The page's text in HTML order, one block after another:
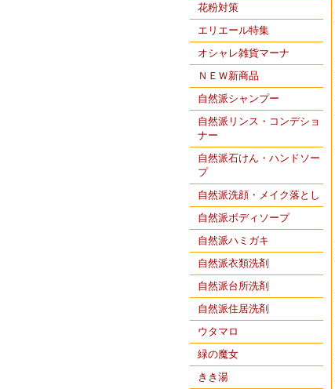
花粉対策
エリエール特集
オシャレ雑貨マーナ
ＮＥＷ新商品
自然派シャンプー
自然派リンス・コンデショ
ナー
自然派石けん・ハンドソー
プ
自然派洗顔・メイク落とし
自然派ボディソープ
自然派ハミガキ
自然派衣類洗剤
自然派台所洗剤
自然派住居洗剤
ウタマロ
緑の魔女
きき湯